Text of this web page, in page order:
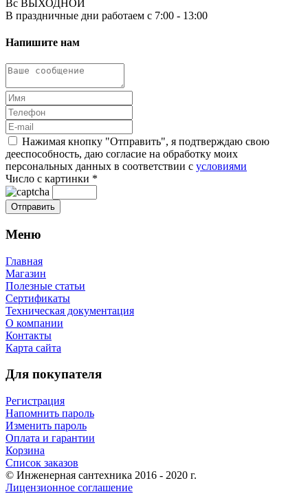
Вс ВЫХОДНОЙ
В праздничные дни работаем с 7:00 - 13:00
Напишите нам
Нажимая кнопку "Отправить", я подтверждаю свою
дееспособность, даю согласие на обработку моих
персональных данных в соответствии с условиями
Число с картинки *
Меню
Главная
Магазин
Полезные статьи
Сертификаты
Техническая документация
О компании
Контакты
Карта сайта
Для покупателя
Регистрация
Напомнить пароль
Изменить пароль
Оплата и гарантии
Корзина
Список заказов
© Инженерная сантехника 2016 - 2020 г.
Лицензионное соглашение